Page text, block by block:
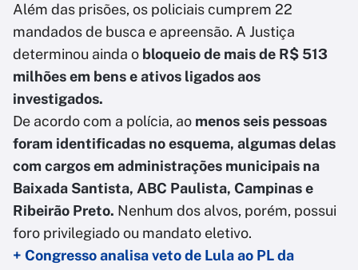
Além das prisões, os policiais cumprem 22
mandados de busca e apreensão. A Justiça
determinou ainda o bloqueio de mais de R$ 513
milhões em bens e ativos ligados aos
investigados.
De acordo com a polícia, ao menos seis pessoas
foram identificadas no esquema, algumas delas
com cargos em administrações municipais na
Baixada Santista, ABC Paulista, Campinas e
Ribeirão Preto. Nenhum dos alvos, porém, possui
foro privilegiado ou mandato eletivo.
+ Congresso analisa veto de Lula ao PL da